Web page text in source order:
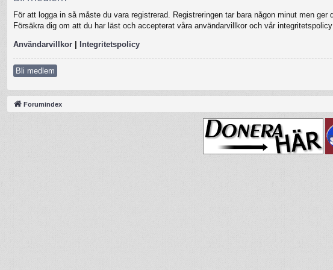
För att logga in så måste du vara registrerad. Registreringen tar bara någon minut men
Försäkra dig om att du har läst och accepterat våra användarvillkor och vår
Användarvillkor | Integritetspolicy
Bli medlem
Forumindex